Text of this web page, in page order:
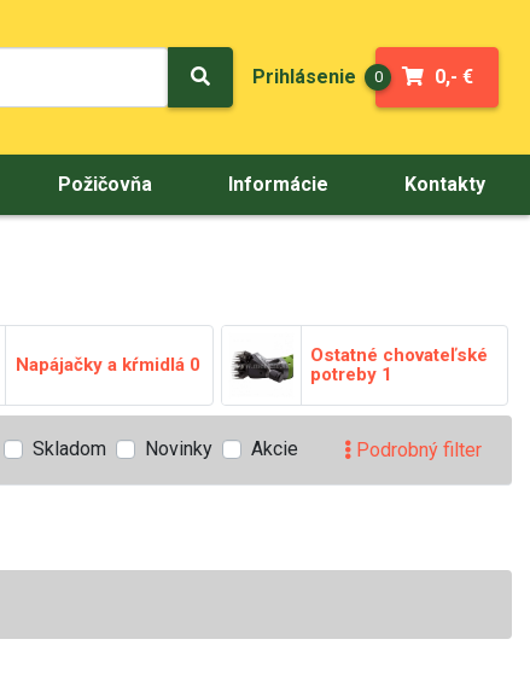
Prihlásenie 0 0,- €
Požičovňa Informácie Kontakty
Napájačky a kŕmidlá 0
Ostatné chovateľské
potreby 1
Skladom Novinky Akcie Podrobný filter